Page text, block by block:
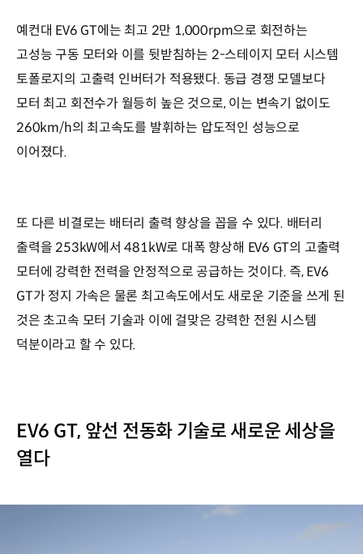
예컨대 EV6 GT에는 최고 2만 1,000rpm으로 회전하는
고성능 구동 모터와 이를 뒷받침하는 2-스테이지 모터 시스템
토폴로지의 고출력 인버터가 적용됐다. 동급 경쟁 모델보다
모터 최고 회전수가 월등히 높은 것으로, 이는 변속기 없이도
260km/h의 최고속도를 발휘하는 압도적인 성능으로
이어졌다.
또 다른 비결로는 배터리 출력 향상을 꼽을 수 있다. 배터리
출력을 253kW에서 481kW로 대폭 향상해 EV6 GT의 고출력
모터에 강력한 전력을 안정적으로 공급하는 것이다. 즉, EV6
GT가 정지 가속은 물론 최고속도에서도 새로운 기준을 쓰게 된
것은 초고속 모터 기술과 이에 걸맞은 강력한 전원 시스템
덕분이라고 할 수 있다.
EV6 GT, 앞선 전동화 기술로 새로운 세상을
열다